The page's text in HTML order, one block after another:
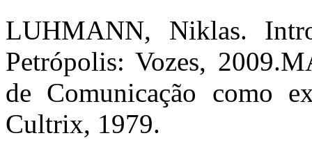
LUHMANN, Niklas.
Petrópolis: Vozes,
de Comunicação como
Cultrix, 1979.